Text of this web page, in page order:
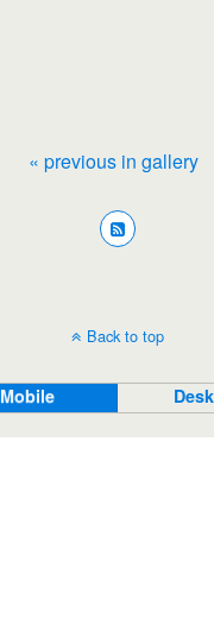
« previous in gallery
Back to top
Mobile